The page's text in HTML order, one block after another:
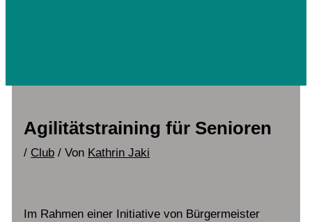
Agilitätstraining für Senioren
/ Club / Von Kathrin Jaki
Im Rahmen einer Initiative von Bürgermeister